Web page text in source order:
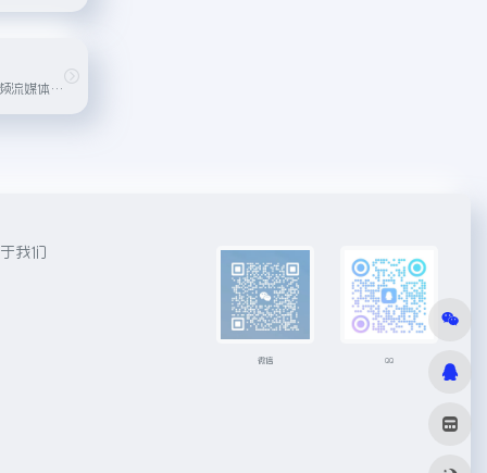
美国的一家在线视频流媒体服务，提供最新电视剧和电影。
我们
微信 QQ